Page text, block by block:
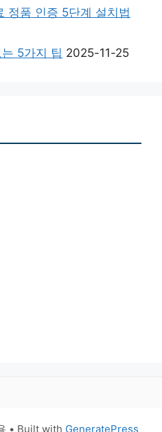
정품 인증 5단계 설치법
5가지 팁 2025-11-25
• Built with GeneratePress